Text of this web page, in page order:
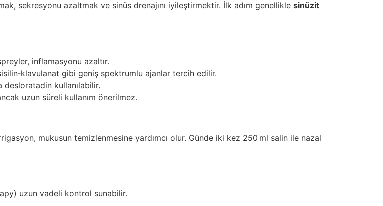
sekresyonu azaltmak ve sinüs drenajını iyileştirmektir. İlk adım genellikle sinüzit
inflamasyonu azaltır.
gibi geniş spektrumlu ajanlar tercih edilir.
kullanılabilir.
uzun süreli kullanım önerilmez.
mukusun temizlenmesine yardımcı olur. Günde iki kez 250 ml salin ile nazal
uzun vadeli kontrol sunabilir.